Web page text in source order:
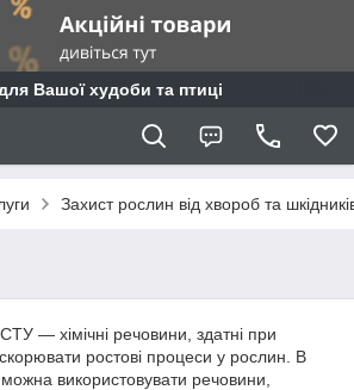
Вашої худоби та птиці
Захист рослин від хвороб та
— хімічні речовини, здатні при
ростові процеси у рослин. В
можна використовувати речовини,